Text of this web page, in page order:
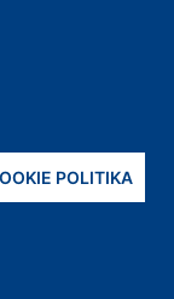
POLITIKA